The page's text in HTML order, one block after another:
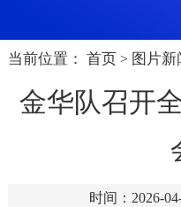
当前位置： 首页 > 图片新
金华队召开
时间：2026-